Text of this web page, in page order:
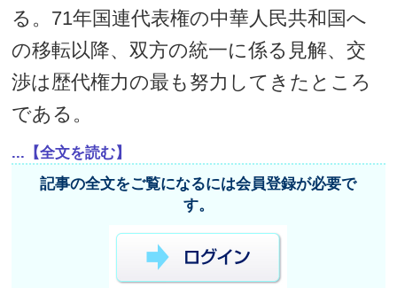
る。71年国連代表権の中華人民共和国へ
の移転以降、双方の統一に係る見解、交
渉は歴代権力の最も努力してきたところ
である。
...【全文を読む】
記事の全文をご覧になるには会員登録が必要で
す。